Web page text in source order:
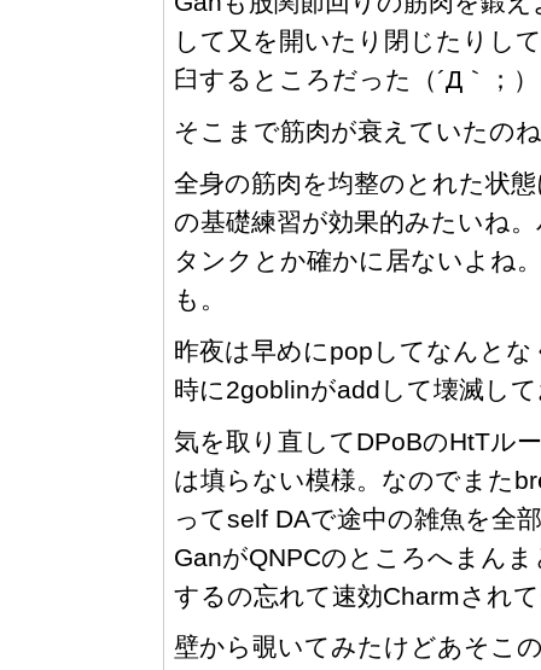
して又を開いたり閉じたりし
臼するところだった（´Д｀；）
そこまで筋肉が衰えていたの
全身の筋肉を均整のとれた状
の基礎練習が効果的みたいね
タンクとか確かに居ないよね
も。
昨夜は早めにpopしてなんと
時に2goblinがaddして壊滅し
気を取り直してDPoBのHtTル
は填らない模様。なのでまた
ってself DAで途中の雑魚を全
GanがQNPCのところへまん
するの忘れて速効Charmされ
壁から覗いてみたけどあそこ